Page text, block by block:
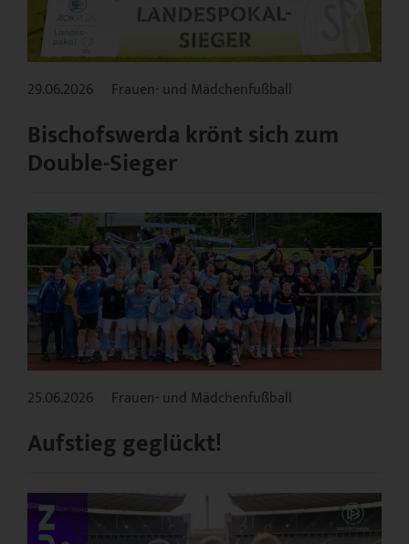
29.06.2026 Frauen- und Mädchenfußball
Bischofswerda krönt sich zum
Double-Sieger
25.06.2026 Frauen- und Mädchenfußball
Aufstieg geglückt!